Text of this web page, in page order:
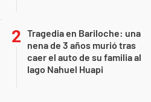
Tragedia en Bariloche: una
nena de 3 años murió tras
caer el auto de su familia al
lago Nahuel Huapi